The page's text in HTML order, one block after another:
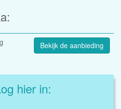
Bekijk de aanbieding
hier in: